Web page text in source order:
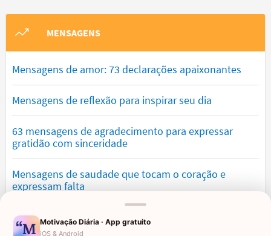
MENSAGENS
Mensagens de amor: 73 declarações apaixonantes
Mensagens de reflexão para inspirar seu dia
63 mensagens de agradecimento para expressar
gratidão com sinceridade
Mensagens de saudade que tocam o coração e
expressam falta
Mensagens de otimismo que vão encher você de
confiança
Motivação Diária · App gratuito
iOS & Android